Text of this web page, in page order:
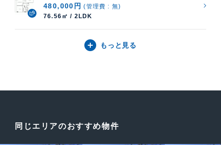
480,000円 (管理費 : 無)
76.56㎡ / 2LDK
もっと見る
同じエリアのおすすめ物件